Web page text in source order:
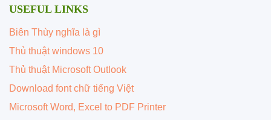
USEFUL LINKS
Biên Thùy nghĩa là gì
Thủ thuật windows 10
Thủ thuật Microsoft Outlook
Download font chữ tiếng Việt
Microsoft Word, Excel to PDF Printer